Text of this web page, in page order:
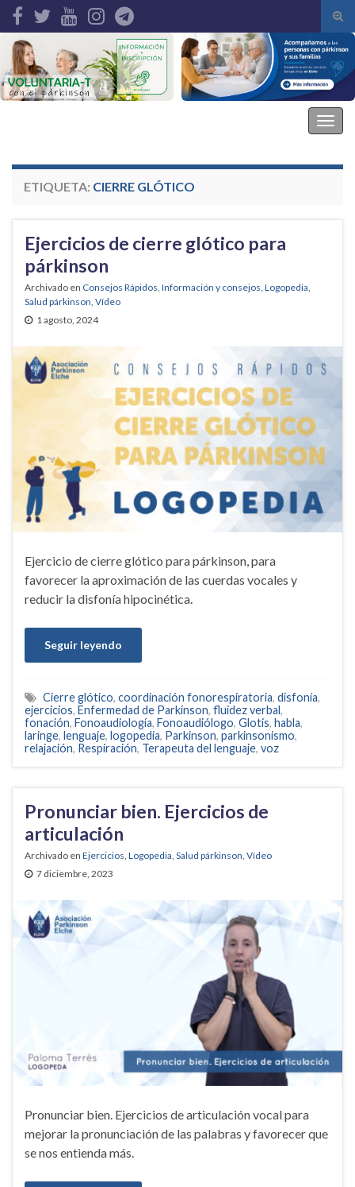
de
Search for:
ETIQUETA: CIERRE GLÓTICO
Ejercicios de cierre glótico para
párkinson
Archivado en Consejos Rápidos, Información y consejos, Logopedia,
Salud párkinson, Vídeo
1 agosto, 2024
Ejercicio de cierre glótico para párkinson, para
favorecer la aproximación de las cuerdas vocales y
reducir la disfonía hipocinética.
Seguir leyendo
Cierre glótico, coordinación fonorespiratoria, disfonía,
ejercicios, Enfermedad de Parkinson, fluidez verbal,
fonación, Fonoaudiología, Fonoaudiólogo, Glotis, habla,
laringe, lenguaje, logopedia, Parkinson, parkinsonismo,
relajación, Respiración, Terapeuta del lenguaje, voz
Pronunciar bien. Ejercicios de
articulación
Archivado en Ejercicios, Logopedia, Salud párkinson, Vídeo
7 diciembre, 2023
Pronunciar bien. Ejercicios de articulación vocal para
mejorar la pronunciación de las palabras y favorecer que
se nos entienda más.